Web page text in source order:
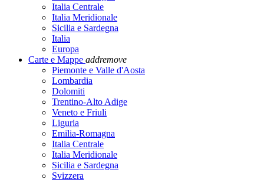
Italia Centrale
Italia Meridionale
Sicilia e Sardegna
Italia
Europa
Carte e Mappe addremove
Piemonte e Valle d'Aosta
Lombardia
Dolomiti
Trentino-Alto Adige
Veneto e Friuli
Liguria
Emilia-Romagna
Italia Centrale
Italia Meridionale
Sicilia e Sardegna
Svizzera